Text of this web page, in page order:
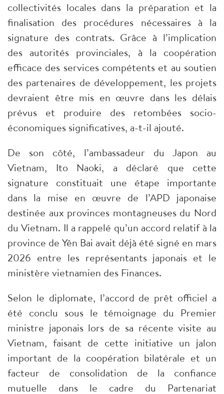
collectivités locales dans la préparation et la
finalisation des procédures nécessaires à la
signature des contrats. Grâce à l’implication
des autorités provinciales, à la coopération
efficace des services compétents et au soutien
des partenaires de développement, les projets
devraient être mis en œuvre dans les délais
prévus et produire des retombées socio-
économiques significatives, a-t-il ajouté.
De son côté, l’ambassadeur du Japon au
Vietnam, Ito Naoki, a déclaré que cette
signature constituait une étape importante
dans la mise en œuvre de l’APD japonaise
destinée aux provinces montagneuses du Nord
du Vietnam. Il a rappelé qu’un accord relatif à la
province de Yên Bai avait déjà été signé en mars
2026 entre les représentants japonais et le
ministère vietnamien des Finances.
Selon le diplomate, l’accord de prêt officiel a
été conclu sous le témoignage du Premier
ministre japonais lors de sa récente visite au
Vietnam, faisant de cette initiative un jalon
important de la coopération bilatérale et un
facteur de consolidation de la confiance
mutuelle dans le cadre du Partenariat